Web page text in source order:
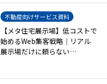
不動産向けサービス資料
【メタ住宅展示場】低コストで
始めるWeb集客戦略｜リアル
展示場だけに頼らない…